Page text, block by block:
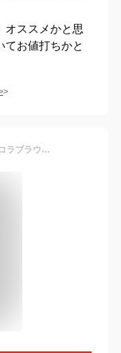
オススメかと思
てお値打ちかと
フレッシュライト ミルキーヘアカラー ショコラブラウン [医薬部外品] 1個 (x 1)